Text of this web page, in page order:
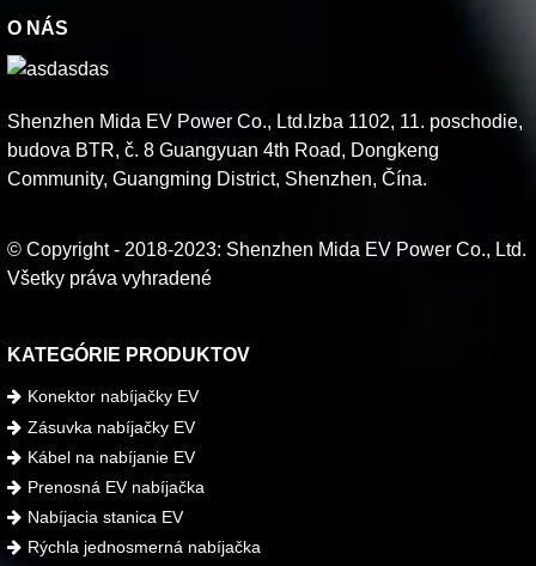
O NÁS
Shenzhen Mida EV Power Co., Ltd.Izba 1102, 11. poschodie,
budova BTR, č. 8 Guangyuan 4th Road, Dongkeng
Community, Guangming District, Shenzhen, Čína.
© Copyright - 2018-2023: Shenzhen Mida EV Power Co., Ltd.
Všetky práva vyhradené
KATEGÓRIE PRODUKTOV
Konektor nabíjačky EV
Zásuvka nabíjačky EV
Kábel na nabíjanie EV
Prenosná EV nabíjačka
Nabíjacia stanica EV
Rýchla jednosmerná nabíjačka